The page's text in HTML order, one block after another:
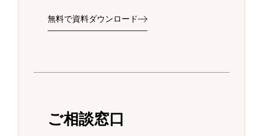
無料で資料ダウンロード
ご相談窓口